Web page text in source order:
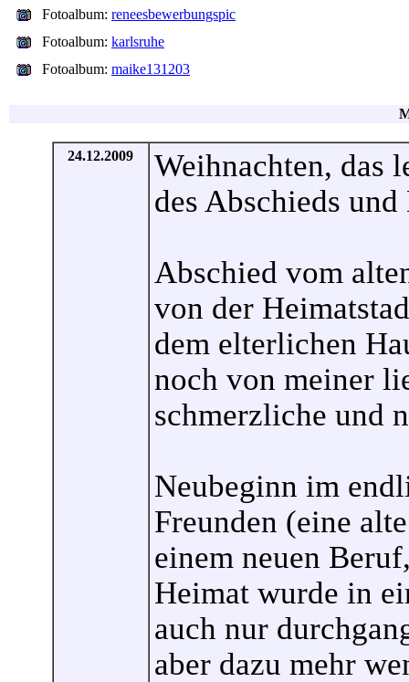
Fotoalbum: reneesbewerbungspic
Fotoalbum: karlsruhe
Fotoalbum: maike131203
24.12.2009
Weihnachten, das
des Abschieds
Abschied vom
von der
dem elterlichen
noch von meiner
schmerzliche und
Neubeginn im
Freunden (eine
einem neuen
Heimat wurde in
auch nur
aber dazu mehr